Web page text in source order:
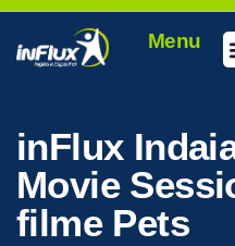
Menu
inFlux
Movie
filme Pets